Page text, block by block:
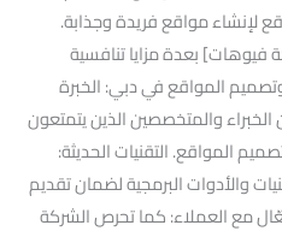
لإنشاء مواقع فريدة وجذابة.
فيوهات] بعدة مزايا تنافسية
المواقع في دبي: الخبرة
والمتخصصين الذين يتمتعون
المواقع. التقنيات الحديثة:
والأدوات البرمجية لضمان تقديم
مع العملاء: كما تحرص الشركة